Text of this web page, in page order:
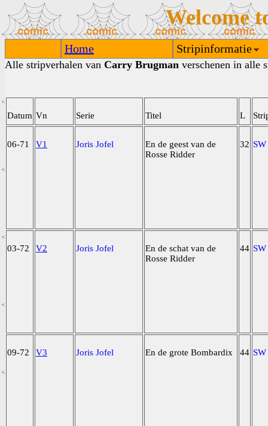
Welcome
Home Stripinformatie
Alle stripverhalen van Carry Brugman verschenen in alle
Datum Vn Serie Titel L
06-71 V1 Joris Jofel
En de geest van de
Rosse Ridder
32 SW
03-72 V2 Joris Jofel
En de schat van de
Rosse Ridder
44 SW
09-72 V3 Joris Jofel En de grote Bombardix 44 SW